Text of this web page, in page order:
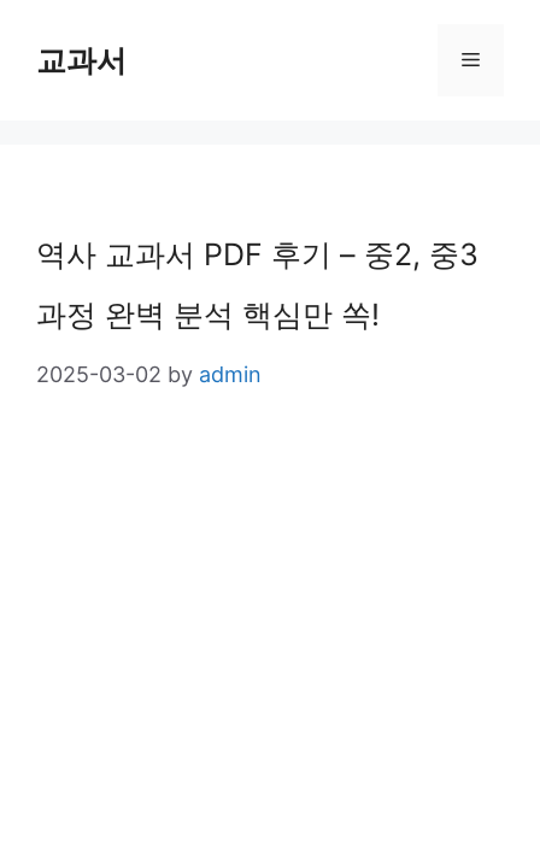
교과서 Menu
역사 교과서 PDF 후기 – 중2, 중3
과정 완벽 분석 핵심만 쏙!
2025-03-02 by admin